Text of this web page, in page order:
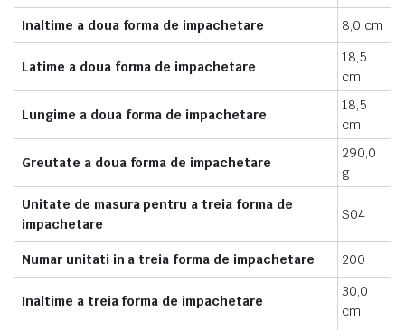
Inaltime a doua forma de impachetare 8,0 cm
Latime a doua forma de impachetare
18,5
cm
Lungime a doua forma de impachetare
18,5
cm
Greutate a doua forma de impachetare
290,0
g
Unitate de masura pentru a treia forma de
impachetare
S04
Numar unitati in a treia forma de impachetare 200
Inaltime a treia forma de impachetare
30,0
cm